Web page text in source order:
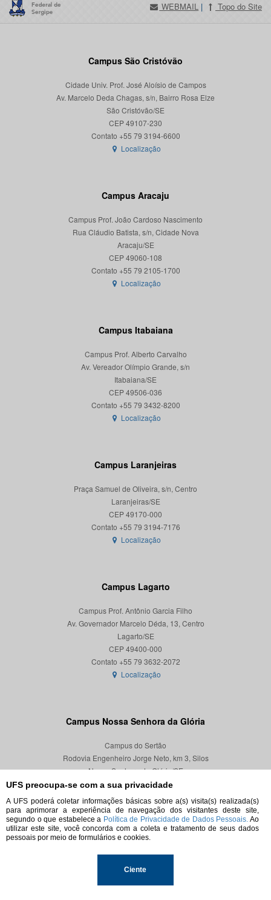
UFS preocupa-se com a sua privacidade
A UFS poderá coletar informações básicas sobre a(s) visita(s) realizada(s)
para aprimorar a experiência de navegação dos visitantes deste site,
segundo o que estabelece a Política de Privacidade de Dados Pessoais. Ao
utilizar este site, você concorda com a coleta e tratamento de seus dados
pessoais por meio de formulários e cookies.
Ciente
WEBMAIL | Topo do Site
Campus São Cristóvão
Cidade Univ. Prof. José Aloísio de Campos
Av. Marcelo Deda Chagas, s/n, Bairro Rosa Elze
São Cristóvão/SE
CEP 49107-230
Localização
Campus Aracaju
Campus Prof. João Cardoso Nascimento
Rua Cláudio Batista, s/n, Cidade Nova
Aracaju/SE
CEP 49060-108
Localização
Campus Itabaiana
Campus Prof. Alberto Carvalho
Av. Vereador Olímpio Grande, s/n
Itabaiana/SE
CEP 49506-036
Localização
Campus Laranjeiras
Praça Samuel de Oliveira, s/n, Centro
Laranjeiras/SE
CEP 49170-000
Localização
Campus Lagarto
Campus Prof. Antônio Garcia Filho
Av. Governador Marcelo Déda, 13, Centro
Lagarto/SE
CEP 49400-000
Localização
Campus Nossa Senhora da Glória
Campus do Sertão
Rodovia Engenheiro Jorge Neto, km 3, Silos
Nossa Senhora da Glória/SE
CEP 49680-000
Localização
© 2026. Todos os direitos reservados.
Universidade Federal de Sergipe.